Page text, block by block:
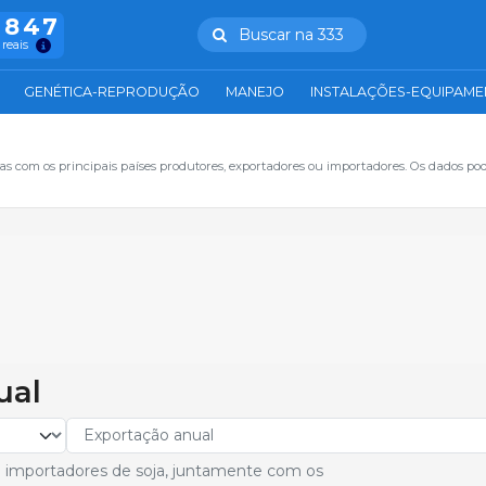
Buscar na 333
GENÉTICA-REPRODUÇÃO MANEJO INSTALAÇÕES-
os principais países produtores, exportadores ou importadores. Os dados
importadores de soja, juntamente com os